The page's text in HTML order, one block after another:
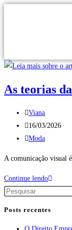
As teorias
Viana
16/03/2026
Moda
A comunicação visual
Continue lendo
Posts recentes